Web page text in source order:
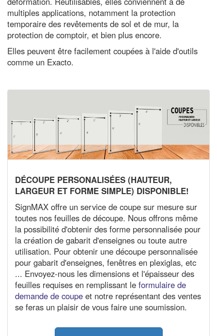
multiples applications, notamment la protection
temporaire des revêtements de sol et de mur, la
protection de comptoir, et bien plus encore.
Elles peuvent être facilement coupées à l'aide d'outils
comme un Exacto.
DÉCOUPE PERSONALISÉES (HAUTEUR,
LARGEUR ET FORME SIMPLE) DISPONIBLE!
SignMAX offre un service de coupe sur mesure sur
toutes nos feuilles de découpe. Nous offrons même
la possibilité d'obtenir des forme personnalisée pour
la création de gabarit d'enseignes ou toute autre
utilisation. Pour obtenir une découpe personnalisée
pour gabarit d'enseignes, fenêtres en plexiglas, etc
... Envoyez-nous les dimensions et l'épaisseur des
feuilles requises en remplissant le formulaire de
demande de coupe et notre représentant des ventes
se feras un plaisir de vous faire une soumission.